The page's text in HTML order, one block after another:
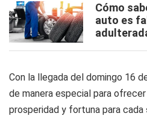
Cómo
auto es
Con la llegada del domingo 16
de manera especial para
prosperidad y fortuna para cada